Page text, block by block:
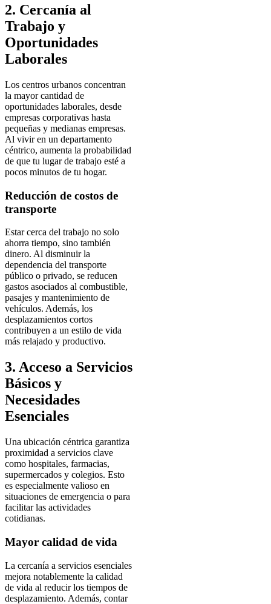
2. Cercanía al
Trabajo y
Oportunidades
Laborales
Los centros urbanos concentran
la mayor cantidad de
oportunidades laborales, desde
empresas corporativas hasta
pequeñas y medianas empresas.
Al vivir en un departamento
céntrico, aumenta la probabilidad
de que tu lugar de trabajo esté a
pocos minutos de tu hogar.
Reducción de costos de
transporte
Estar cerca del trabajo no solo
ahorra tiempo, sino también
dinero. Al disminuir la
dependencia del transporte
público o privado, se reducen
gastos asociados al combustible,
pasajes y mantenimiento de
vehículos. Además, los
desplazamientos cortos
contribuyen a un estilo de vida
más relajado y productivo.
3. Acceso a Servicios
Básicos y
Necesidades
Esenciales
Una ubicación céntrica garantiza
proximidad a servicios clave
como hospitales, farmacias,
supermercados y colegios. Esto
es especialmente valioso en
situaciones de emergencia o para
facilitar las actividades
cotidianas.
Mayor calidad de vida
La cercanía a servicios esenciales
mejora notablemente la calidad
de vida al reducir los tiempos de
desplazamiento. Además, contar